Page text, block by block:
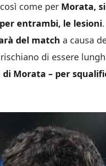
come per Morata,
entrambi, le lesioni
del match a causa
di essere
Morata – per